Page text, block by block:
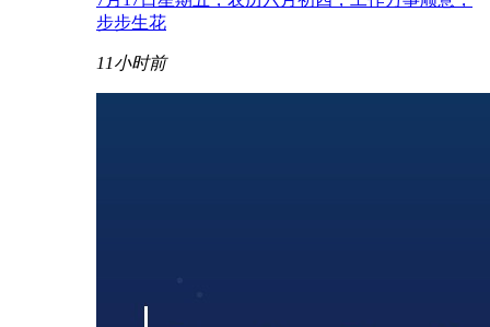
步步生花
11小时前